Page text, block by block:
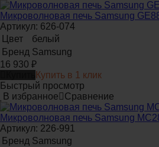
Микроволновая печь Samsung
Артикул: 626-074
Цвет
белый
Бренд Samsung
16 930 ₽
Купить в 1 клик
Быстрый просмотр
В избранное
Сравнение
Микроволновая печь Samsung
Артикул: 226-991
Бренд Samsung